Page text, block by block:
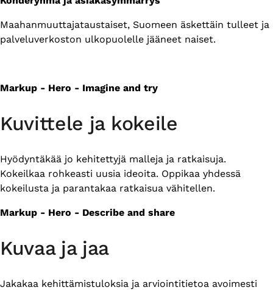
Maahanmuuttajataustaiset, Suomeen äskettäin tulleet ja
palveluverkoston ulkopuolelle jääneet naiset.
Markup - Hero - Imagine and try
Kuvittele ja kokeile
Hyödyntäkää jo kehitettyjä malleja ja ratkaisuja.
Kokeilkaa rohkeasti uusia ideoita. Oppikaa yhdessä
kokeilusta ja parantakaa ratkaisua vähitellen.
Markup - Hero - Describe and share
Kuvaa ja jaa
Jakakaa kehittämistuloksia ja arviointitietoa avoimesti